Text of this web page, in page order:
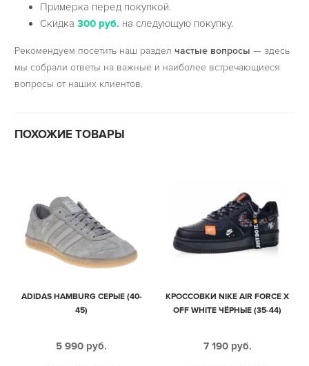
Примерка перед покупкой.
Скидка300 руб. на следующую покупку.
Рекомендуем посетить наш раздел частые вопросы — здесь
мы собрали ответы на важные и наиболее встречающиеся
вопросы от наших клиентов.
ПОХОЖИЕ ТОВАРЫ
ADIDAS HAMBURG СЕРЫЕ (40-
45)
5 990 руб.
КРОССОВКИ NIKE AIR FORCE Х
OFF WHITE ЧЁРНЫЕ (35-44)
7 190 руб.